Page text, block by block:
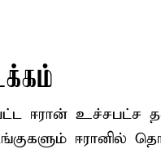
ஈரான் உச்சபட்ச
ஈரானில்